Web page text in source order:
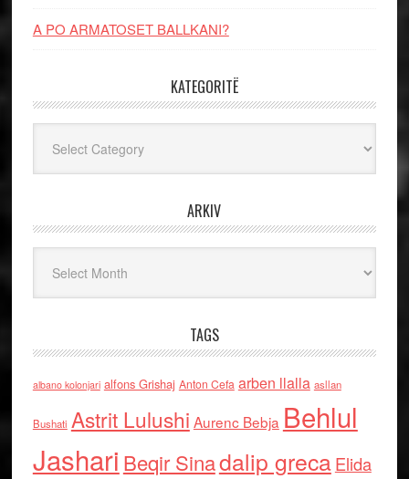
A PO ARMATOSET BALLKANI?
KATEGORITË
ARKIV
TAGS
albano kolonjari alfons Grishaj Anton Cefa arben llalla asllan
Bushati Astrit Lulushi Aurenc Bebja Behlul
Jashari Beqir Sinadalip grecaElida